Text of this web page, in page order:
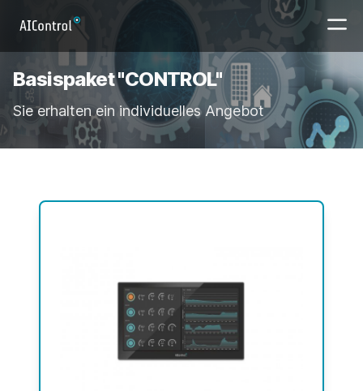
Basispaket "CONTROL"
Sie erhalten ein individuelles Angebot